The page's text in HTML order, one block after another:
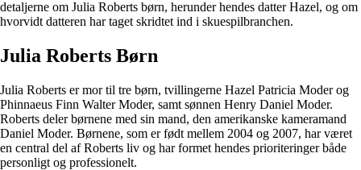
detaljerne om Julia Roberts børn, herunder hendes datter Hazel, og om
hvorvidt datteren har taget skridtet ind i skuespilbranchen.
Julia Roberts Børn
Julia Roberts er mor til tre børn, tvillingerne Hazel Patricia Moder og
Phinnaeus Finn Walter Moder, samt sønnen Henry Daniel Moder.
Roberts deler børnene med sin mand, den amerikanske kameramand
Daniel Moder. Børnene, som er født mellem 2004 og 2007, har været
en central del af Roberts liv og har formet hendes prioriteringer både
personligt og professionelt.